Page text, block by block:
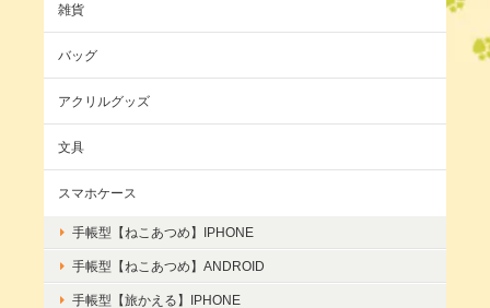
雑貨
バッグ
アクリルグッズ
文具
スマホケース
手帳型【ねこあつめ】IPHONE
手帳型【ねこあつめ】ANDROID
手帳型【旅かえる】IPHONE